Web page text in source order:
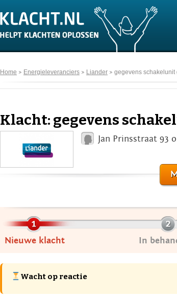
Home Energieleveranciers Liander gegevens schakelunit
Klacht: gegevens
Jan Prinsstraat 93
Nieuwe klacht In
Wacht op reactie